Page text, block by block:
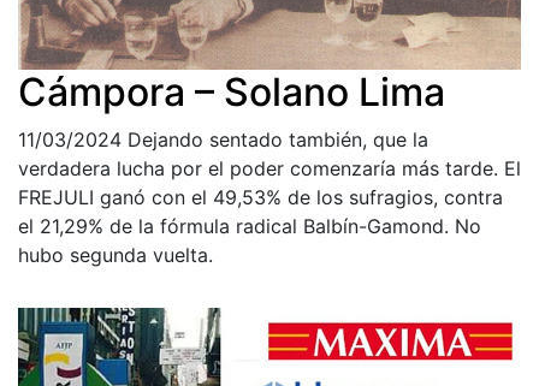
Cámpora – Solano Lima
11/03/2024 Dejando sentado también, que la
verdadera lucha por el poder comenzaría más tarde. El
FREJULI ganó con el 49,53% de los sufragios, contra
el 21,29% de la fórmula radical Balbín-Gamond. No
hubo segunda vuelta.